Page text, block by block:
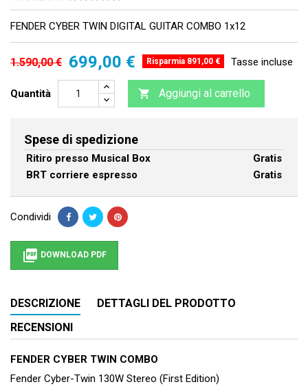
FENDER CYBER TWIN DIGITAL GUITAR COMBO 1x12
1.590,00 € 699,00 € Risparmia 891,00 € Tasse incluse
Quantità  Aggiungi al carrello
Spese di spedizione
Ritiro presso Musical Box
Gratis
BRT corriere espresso
Gratis
Condividi
 DOWNLOAD PDF
DESCRIZIONE
DETTAGLI DEL PRODOTTO
RECENSIONI
FENDER CYBER TWIN COMBO
Fender Cyber-Twin 130W Stereo (First Edition)